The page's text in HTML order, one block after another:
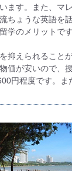
ます。また、マ
ちょうな英語を
学のメリットです
抑えられること
価が安いので、
円程度です。ま